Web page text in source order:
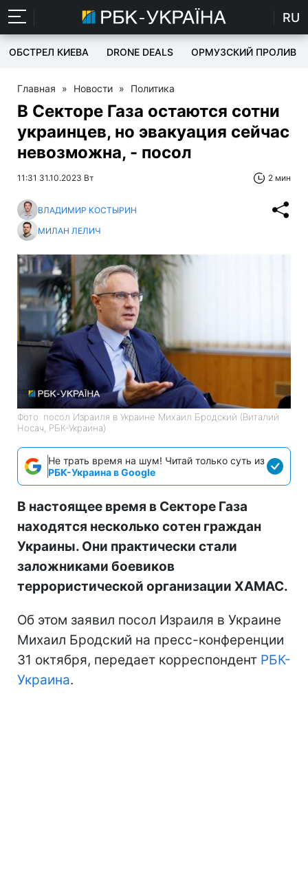
RU
ОБСТРЕЛ КИЕВА DRONE DEALS ОРМУЗСКИЙ ПРОЛИВ
Главная » Новости » Политика
В Секторе Газа остаются сотни
украинцев, но эвакуация сейчас
невозможна, - посол
11:31 31.10.2023 Вт 2 мин
ВЛАДИМИР КОСТЫРИН
МИЛАН ЛЕЛИЧ
Фото: посол Израиля в Украине Михаил Бродский (Виталий
Носач, РБК-Украина)
Не трать время на шум! Читай только суть из
РБК-Украина в Google
В настоящее время в Секторе Газа
находятся несколько сотен граждан
Украины. Они практически стали
заложниками боевиков
террористической организации ХАМАС.
Об этом заявил посол Израиля в Украине
Михаил Бродский на пресс-конференции
31 октября, передает корреспондент РБК-
Украина.